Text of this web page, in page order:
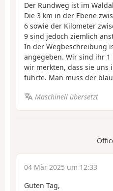
Der Rundweg ist im
Die 3 km in der Ebene
6 sowie der Kilometer
9 sind jedoch ziemlich
In der Wegbeschreibung
angegeben. Wir sind ihr
wir merkten, dass sie uns
führte. Man muss der
Maschinell übersetzt
04 Mär 2025 um 12:33
Guten Tag,